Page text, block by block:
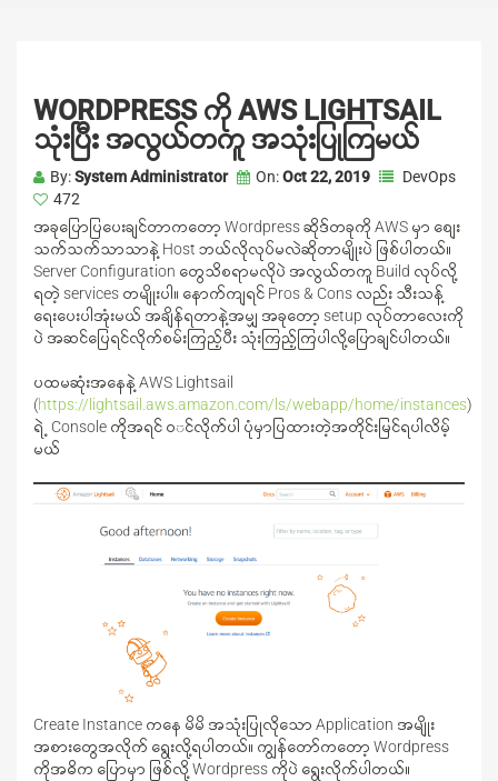
WORDPRESS ကို AWS LIGHTSAIL
သုံးပြီး အလွယ်တကူ အသုံးပြုကြမယ်
By:System Administrator On:Oct 22, 2019
DevOps
472
အခုပြောပြပေးချင်တာကတော့ Wordpress ဆိုဒ်တခုကို AWS မှာ စျေး
သက်သက်သာသာနဲ့ Host ဘယ်လိုလုပ်မလဲဆိုတာမျိုးပဲ ဖြစ်ပါတယ်။
Server Configuration တွေသိစရာမလိုပဲ အလွယ်တကူ Build လုပ်လို့
ရတဲ့ services တမျိုးပါ။ နောက်ကျရင် Pros & Cons လည်း သီးသန့်
ရေးပေးပါအုံးမယ် အချိန်ရတာနဲ့အမျှ အခုတော့ setup လုပ်တာလေးကို
ပဲ အဆင်ပြေရင်လိုက်စမ်းကြည့်ပီး သုံးကြည့်ကြပါလို့ပြောချင်ပါတယ်။
ပထမဆုံးအနေနဲ့ AWS Lightsail
(https://lightsail.aws.amazon.com/ls/webapp/home/instances)
ရဲ့ Console ကိုအရင် ၀င်လိုက်ပါ ပုံမှာပြထားတဲ့အတိုင်းမြင်ရပါလိမ့်
မယ်
Create Instance ကနေ မိမိ အသုံးပြုလိုသော Application အမျိုး
အစားတွေအလိုက် ရွေးလို့ရပါတယ်။ ကျွန်တော်ကတော့ Wordpress
ကိုအဓိက ပြောမှာ ဖြစ်လို့ Wordpress ကိုပဲ ရွေးလိုက်ပါတယ်။